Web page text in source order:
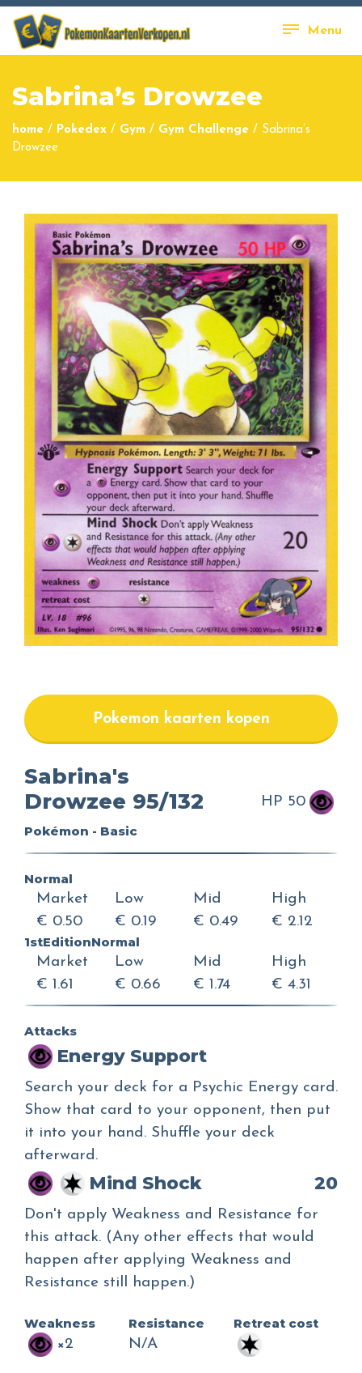
Menu
Sabrina’s Drowzee
home / Pokedex / Gym / Gym Challenge / Sabrina’s
Drowzee
Pokemon kaarten kopen
Sabrina's
Drowzee 95/132
Pokémon - Basic
HP 50
Normal
Market
€ 0.50
Low
€ 0.19
Mid
€ 0.49
High
€ 2.12
1stEditionNormal
Market
€ 1.61
Low
€ 0.66
Mid
€ 1.74
High
€ 4.31
Attacks
Energy Support
Search your deck for a Psychic Energy card.
Show that card to your opponent, then put
it into your hand. Shuffle your deck
afterward.
Mind Shock 20
Don't apply Weakness and Resistance for
this attack. (Any other effects that would
happen after applying Weakness and
Resistance still happen.)
Weakness
×2
Resistance
N/A
Retreat cost